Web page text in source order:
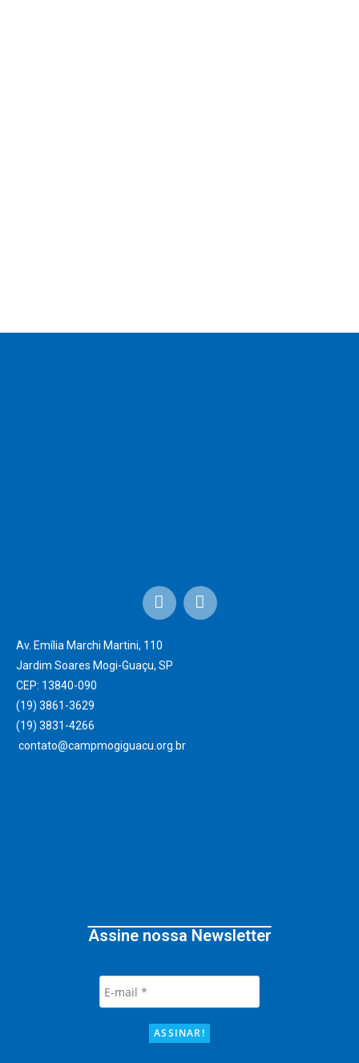
Av. Emília Marchi Martini, 110
Jardim Soares Mogi-Guaçu, SP
CEP: 13840-090
(19) 3861-3629
(19) 3831-4266 ‎
contato@campmogiguacu.org.br
Assine nossa Newsletter